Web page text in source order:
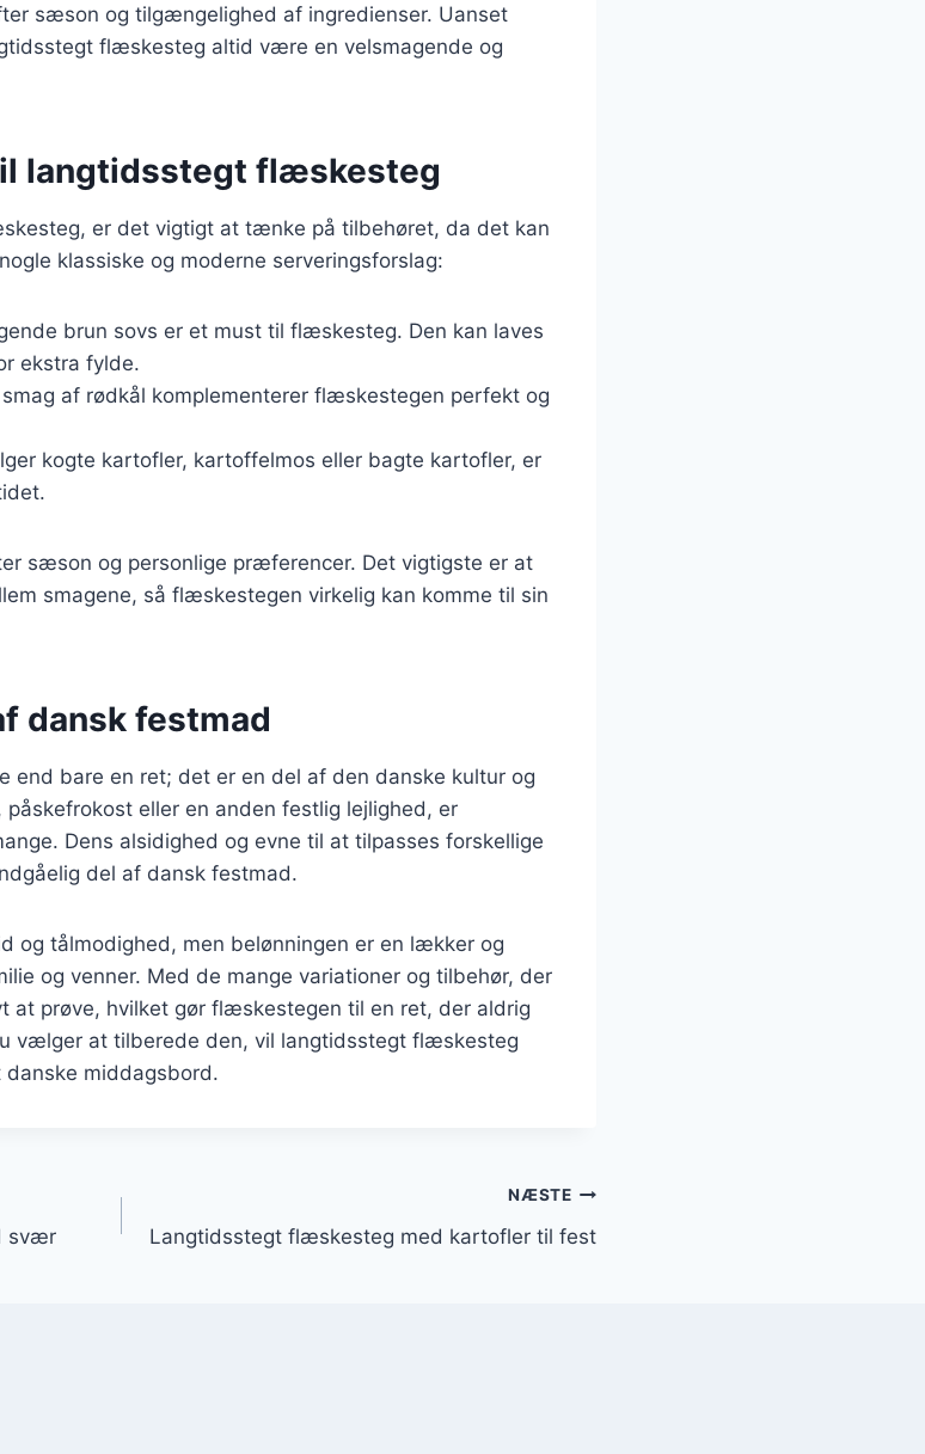
sæson og tilgængelighed af ingredienser. Uanset
flæskesteg altid være en velsmagende og
langtidsstegt flæskesteg
er det vigtigt at tænke på tilbehøret, da det kan
klassiske og moderne serveringsforslag:
brun sovs er et must til flæskesteg. Den kan laves
ekstra fylde.
af rødkål komplementerer flæskestegen perfekt og
kogte kartofler, kartoffelmos eller bagte kartofler, er
sæson og personlige præferencer. Det vigtigste er at
smagene, så flæskestegen virkelig kan komme til sin
dansk festmad
end bare en ret; det er en del af den danske kultur og
eller en anden festlig lejlighed, er
Dens alsidighed og evne til at tilpasses forskellige
del af dansk festmad.
tålmodighed, men belønningen er en lækker og
og venner. Med de mange variationer og tilbehør, der
at prøve, hvilket gør flæskestegen til en ret, der aldrig
vælger at tilberede den, vil langtidsstegt flæskesteg
middagsbord.
svær
NÆSTE
Langtidsstegt flæskesteg med kartofler til fest